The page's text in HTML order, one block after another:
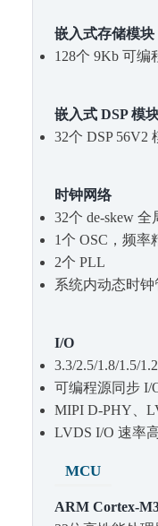
嵌入式存储模块
128个 9Kb 可编
嵌入式 DSP 模
32个 DSP 56V2
时钟网络
32个 de-skew 全
1个 OSC，频率
2个 PLL
系统内动态时钟
I/O
3.3/2.5/1.8/1.5/
可编程源同步 I/
MIPI D-PHY、
LVDS I/O 速率
MCU
ARM Cortex-